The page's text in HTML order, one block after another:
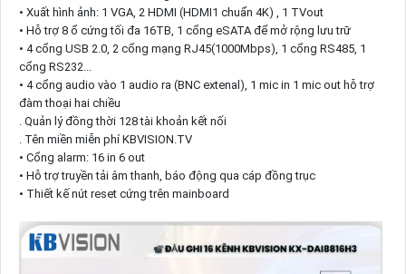
• Xuất hình ảnh: 1 VGA, 2 HDMI (HDMI1 chuẩn 4K) , 1 TVout
• Hỗ trợ 8 ổ cứng tối đa 16TB, 1 cổng eSATA để mở rộng lưu trữ
• 4 cổng USB 2.0, 2 cổng mạng RJ45(1000Mbps), 1 cổng RS485, 1
cổng RS232...
• 4 cổng audio vào 1 audio ra (BNC extenal), 1 mic in 1 mic out hỗ trợ
đàm thoại hai chiều
. Quản lý đồng thời 128 tài khoản kết nối
. Tên miền miễn phí KBVISION.TV
• Cổng alarm: 16 in 6 out
• Hỗ trợ truyền tải âm thanh, báo động qua cáp đồng trục
• Thiết kế nút reset cứng trên mainboard